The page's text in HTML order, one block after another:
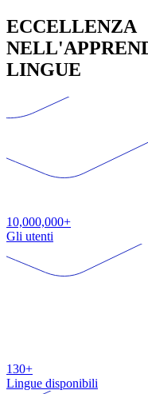
ECCELLENZA
LINGUE
10,000,000+
Gli utenti
130+
Lingue disponibili